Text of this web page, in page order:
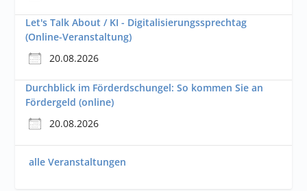
Let's Talk About / KI - Digitalisierungssprechtag
(Online-Veranstaltung)
20.08.2026
Durchblick im Förderdschungel: So kommen Sie an
Fördergeld (online)
20.08.2026
alle Veranstaltungen